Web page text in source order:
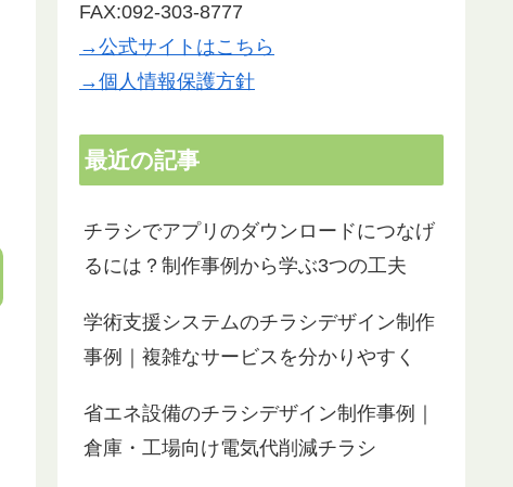
FAX:092-303-8777
→公式サイトはこちら
→個人情報保護方針
最近の記事
チラシでアプリのダウンロードにつなげ
るには？制作事例から学ぶ3つの工夫
学術支援システムのチラシデザイン制作
事例｜複雑なサービスを分かりやすく
省エネ設備のチラシデザイン制作事例｜
倉庫・工場向け電気代削減チラシ